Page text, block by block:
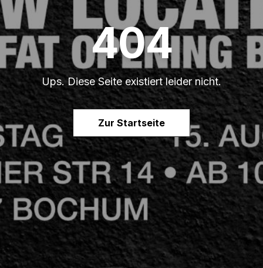
404
Ups. Diese Seite existiert leider nicht.
Zur Startseite